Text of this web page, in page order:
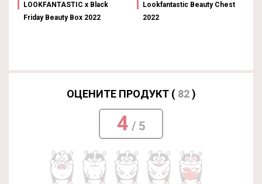
LOOKFANTASTIC x Black
Friday Beauty Box 2022
Lookfantastic Beauty Chest
2022
ОЦЕНИТЕ ПРОДУКТ ( 82)
4 / 5